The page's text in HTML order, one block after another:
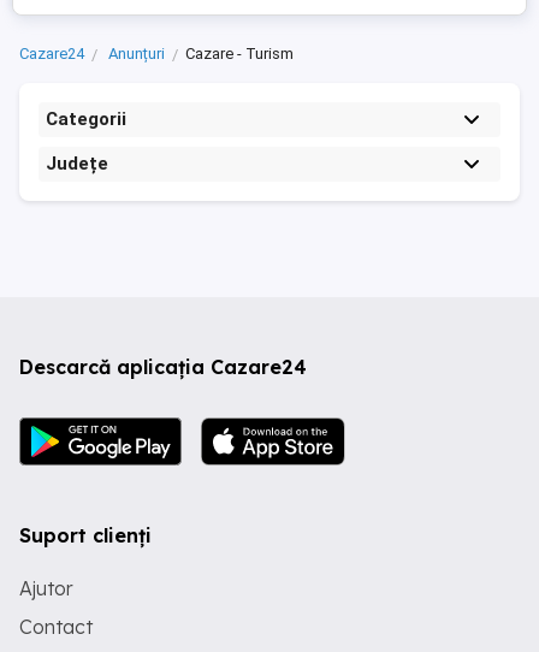
pentru decontare ...
Cazare24 Anunțuri Cazare - Turism
Categorii
Județe
Descarcă aplicația Cazare24
Suport clienți
Ajutor
Contact